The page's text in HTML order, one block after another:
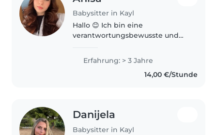
Babysitter in Kayl
Hallo 😊 Ich bin eine
verantwortungsbewusste und
Erfahrung in der Betreuung von
Kindern verschiedener
Altersgruppen. Ich spreche
Erfahrung: > 3 Jahre
14,00 €/Stunde
Danijela
Babysitter in Kayl